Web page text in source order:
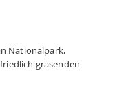
Nationalpark,
grasenden